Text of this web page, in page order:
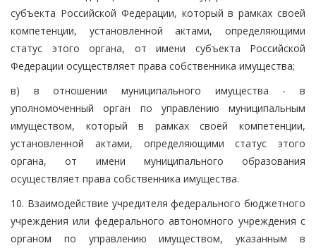
субъекта Российской Федерации, который в рамках своей
компетенции, установленной актами, определяющими
статус этого органа, от имени субъекта Российской
Федерации осуществляет права собственника имущества;
в) в отношении муниципального имущества - в
уполномоченный орган по управлению муниципальным
имуществом, который в рамках своей компетенции,
установленной актами, определяющими статус этого
органа, от имени муниципального образования
осуществляет права собственника имущества.
10. Взаимодействие учредителя федерального бюджетного
учреждения или федерального автономного учреждения с
органом по управлению имуществом, указанным в